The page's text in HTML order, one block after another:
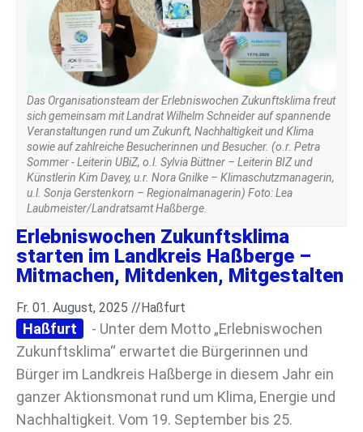
Das Organisationsteam der Erlebniswochen Zukunftsklima freut
sich gemeinsam mit Landrat Wilhelm Schneider auf spannende
Veranstaltungen rund um Zukunft, Nachhaltigkeit und Klima
sowie auf zahlreiche Besucherinnen und Besucher. (o.r. Petra
Sommer - Leiterin UBiZ, o.l. Sylvia Büttner – Leiterin BIZ und
Künstlerin Kim Davey, u.r. Nora Gnilke – Klimaschutzmanagerin,
u.l. Sonja Gerstenkorn – Regionalmanagerin) Foto: Lea
Laubmeister/Landratsamt Haßberge.
Erlebniswochen Zukunftsklima
starten im Landkreis Haßberge –
Mitmachen, Mitdenken, Mitgestalten
Fr. 01. August, 2025 //Haßfurt
Haßfurt
- Unter dem Motto „Erlebniswochen
Zukunftsklima“ erwartet die Bürgerinnen und
Bürger im Landkreis Haßberge in diesem Jahr ein
ganzer Aktionsmonat rund um Klima, Energie und
Nachhaltigkeit. Vom 19. September bis 25.